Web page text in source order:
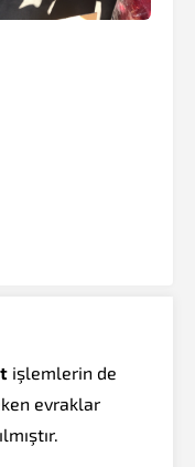
işlemlerin de
evraklar